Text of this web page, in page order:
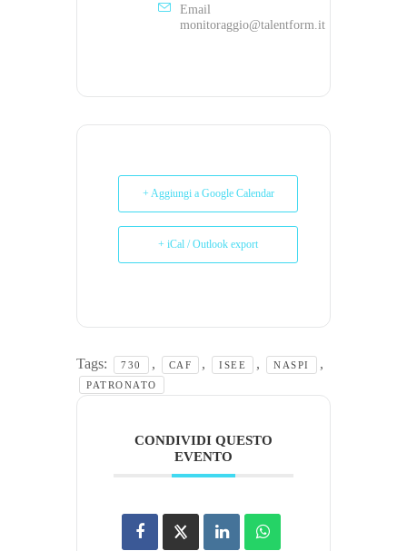
Email
monitoraggio@talentform.it
+ Aggiungi a Google Calendar
+ iCal / Outlook export
Tags: 730 , CAF , ISEE , NASPI ,
PATRONATO
CONDIVIDI QUESTO
EVENTO